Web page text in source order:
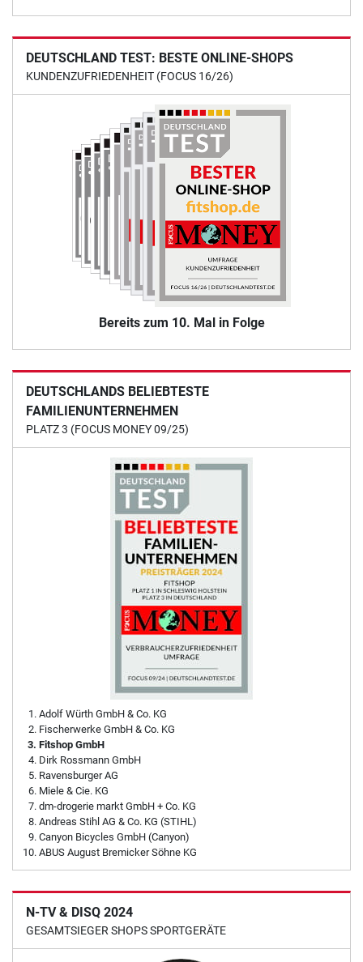
DEUTSCHLAND TEST: BESTE ONLINE-SHOPS
KUNDENZUFRIEDENHEIT (FOCUS 16/26)
Bereits zum 10. Mal in Folge
DEUTSCHLANDS BELIEBTESTE
FAMILIENUNTERNEHMEN
PLATZ 3 (FOCUS MONEY 09/25)
Adolf Würth GmbH & Co. KG
Fischerwerke GmbH & Co. KG
Fitshop GmbH
Dirk Rossmann GmbH
Ravensburger AG
Miele & Cie. KG
dm-drogerie markt GmbH + Co. KG
Andreas Stihl AG & Co. KG (STIHL)
Canyon Bicycles GmbH (Canyon)
ABUS August Bremicker Söhne KG
N-TV & DISQ 2024
GESAMTSIEGER SHOPS SPORTGERÄTE